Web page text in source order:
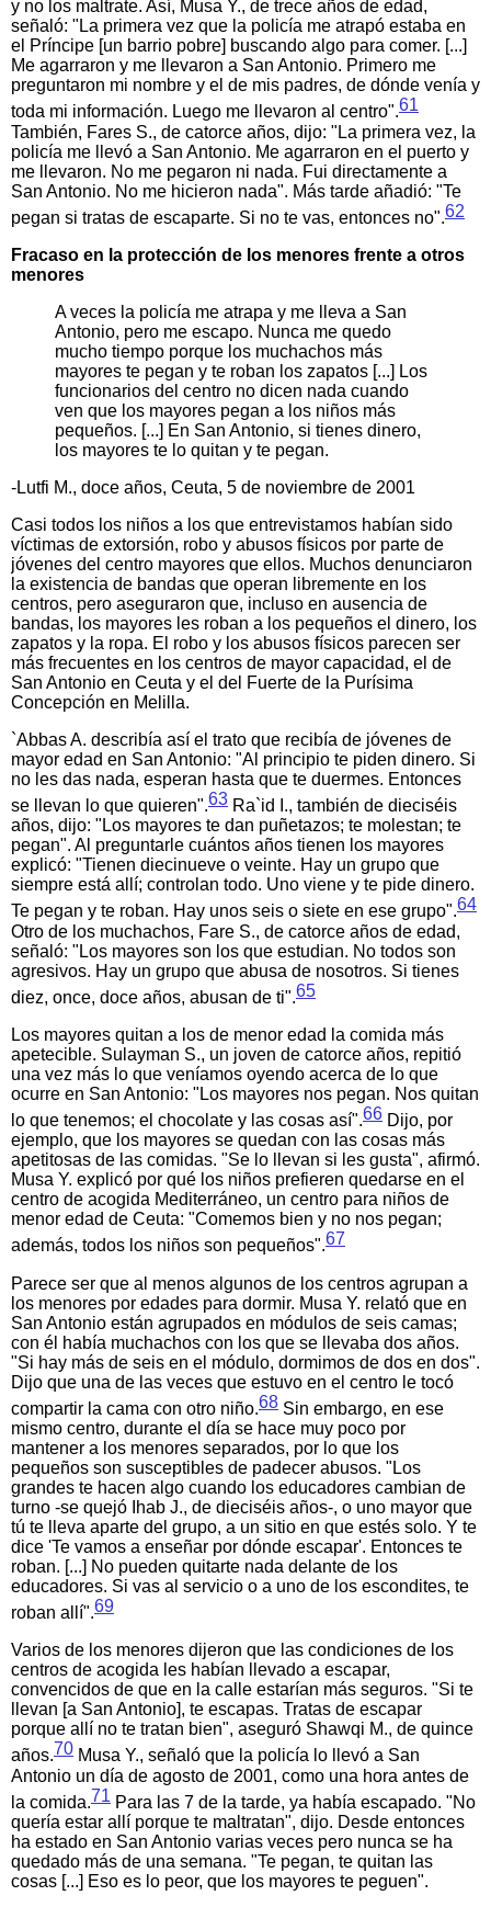
y no los maltrate. Así, Musa Y., de trece años de edad,
señaló: "La primera vez que la policía me atrapó estaba en
el Príncipe [un barrio pobre] buscando algo para comer. [...]
Me agarraron y me llevaron a San Antonio. Primero me
preguntaron mi nombre y el de mis padres, de dónde venía y
toda mi información. Luego me llevaron al centro".61
También, Fares S., de catorce años, dijo: "La primera vez, la
policía me llevó a San Antonio. Me agarraron en el puerto y
me llevaron. No me pegaron ni nada. Fui directamente a
San Antonio. No me hicieron nada". Más tarde añadió: "Te
pegan si tratas de escaparte. Si no te vas, entonces no".62
Fracaso en la protección de los menores frente a otros
menores
A veces la policía me atrapa y me lleva a San
Antonio, pero me escapo. Nunca me quedo
mucho tiempo porque los muchachos más
mayores te pegan y te roban los zapatos [...] Los
funcionarios del centro no dicen nada cuando
ven que los mayores pegan a los niños más
pequeños. [...] En San Antonio, si tienes dinero,
los mayores te lo quitan y te pegan.
-Lutfi M., doce años, Ceuta, 5 de noviembre de 2001
Casi todos los niños a los que entrevistamos habían sido
víctimas de extorsión, robo y abusos físicos por parte de
jóvenes del centro mayores que ellos. Muchos denunciaron
la existencia de bandas que operan libremente en los
centros, pero aseguraron que, incluso en ausencia de
bandas, los mayores les roban a los pequeños el dinero, los
zapatos y la ropa. El robo y los abusos físicos parecen ser
más frecuentes en los centros de mayor capacidad, el de
San Antonio en Ceuta y el del Fuerte de la Purísima
Concepción en Melilla.
`Abbas A. describía así el trato que recibía de jóvenes de
mayor edad en San Antonio: "Al principio te piden dinero. Si
no les das nada, esperan hasta que te duermes. Entonces
se llevan lo que quieren".63 Ra`id I., también de dieciséis
años, dijo: "Los mayores te dan puñetazos; te molestan; te
pegan". Al preguntarle cuántos años tienen los mayores
explicó: "Tienen diecinueve o veinte. Hay un grupo que
siempre está allí; controlan todo. Uno viene y te pide dinero.
Te pegan y te roban. Hay unos seis o siete en ese grupo".64
Otro de los muchachos, Fare S., de catorce años de edad,
señaló: "Los mayores son los que estudian. No todos son
agresivos. Hay un grupo que abusa de nosotros. Si tienes
diez, once, doce años, abusan de ti".65
Los mayores quitan a los de menor edad la comida más
apetecible. Sulayman S., un joven de catorce años, repitió
una vez más lo que veníamos oyendo acerca de lo que
ocurre en San Antonio: "Los mayores nos pegan. Nos quitan
lo que tenemos; el chocolate y las cosas así".66 Dijo, por
ejemplo, que los mayores se quedan con las cosas más
apetitosas de las comidas. "Se lo llevan si les gusta", afirmó.
Musa Y. explicó por qué los niños prefieren quedarse en el
centro de acogida Mediterráneo, un centro para niños de
menor edad de Ceuta: "Comemos bien y no nos pegan;
además, todos los niños son pequeños".67
Parece ser que al menos algunos de los centros agrupan a
los menores por edades para dormir. Musa Y. relató que en
San Antonio están agrupados en módulos de seis camas;
con él había muchachos con los que se llevaba dos años.
"Si hay más de seis en el módulo, dormimos de dos en dos".
Dijo que una de las veces que estuvo en el centro le tocó
compartir la cama con otro niño.68 Sin embargo, en ese
mismo centro, durante el día se hace muy poco por
mantener a los menores separados, por lo que los
pequeños son susceptibles de padecer abusos. "Los
grandes te hacen algo cuando los educadores cambian de
turno -se quejó Ihab J., de dieciséis años-, o uno mayor que
tú te lleva aparte del grupo, a un sitio en que estés solo. Y te
dice 'Te vamos a enseñar por dónde escapar'. Entonces te
roban. [...] No pueden quitarte nada delante de los
educadores. Si vas al servicio o a uno de los escondites, te
roban allí".69
Varios de los menores dijeron que las condiciones de los
centros de acogida les habían llevado a escapar,
convencidos de que en la calle estarían más seguros. "Si te
llevan [a San Antonio], te escapas. Tratas de escapar
porque allí no te tratan bien", aseguró Shawqi M., de quince
años.70 Musa Y., señaló que la policía lo llevó a San
Antonio un día de agosto de 2001, como una hora antes de
la comida.71 Para las 7 de la tarde, ya había escapado. "No
quería estar allí porque te maltratan", dijo. Desde entonces
ha estado en San Antonio varias veces pero nunca se ha
quedado más de una semana. "Te pegan, te quitan las
cosas [...] Eso es lo peor, que los mayores te peguen".